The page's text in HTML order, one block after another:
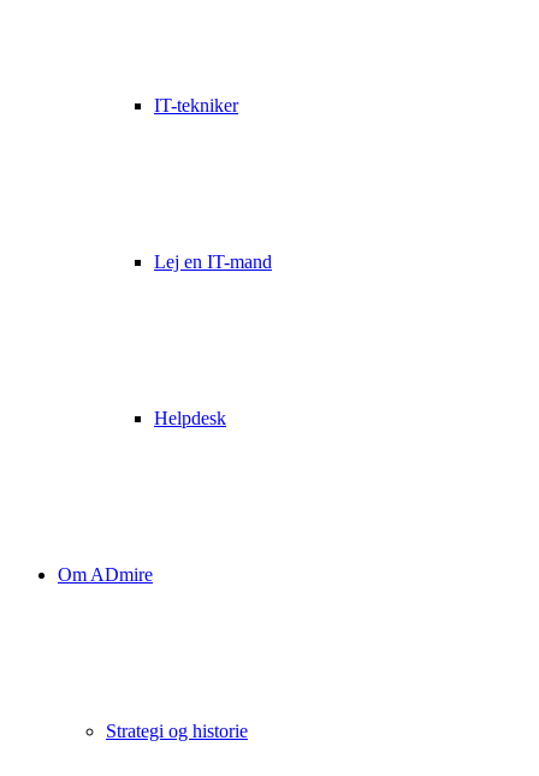
IT-tekniker
Lej en IT-mand
Helpdesk
Om ADmire
Strategi og historie